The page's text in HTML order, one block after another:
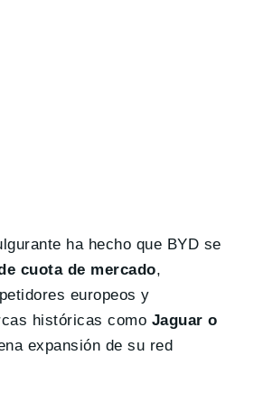
ha hecho que BYD se
cuota de mercado,
europeos y
históricas como Jaguar o
expansión de su red